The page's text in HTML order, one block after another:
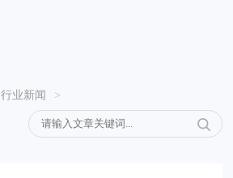
行业新闻 >